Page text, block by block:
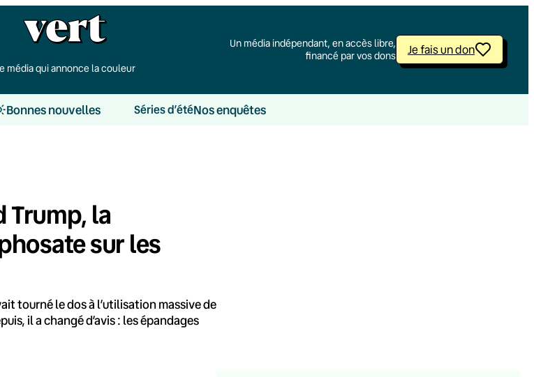
média qui annonce la couleur
Un média indépendant, en accès libre,
financé par vos dons
Je fais un don
Bonnes nouvelles Séries d’étéNos enquêtes
Trump, la
sur les
tourné le dos à l’utilisation massive de
il a changé d’avis : les épandages